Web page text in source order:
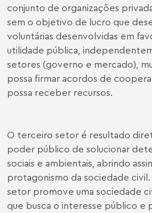
conjunto de organizações
sem o objetivo de lucro que
voluntárias desenvolvidas em
utilidade pública,
setores (governo e mercado),
possa firmar acordos de
possa receber recursos.
O terceiro setor é resultado
poder público de solucionar
sociais e ambientais, abrindo
protagonismo da sociedade
setor promove uma sociedade
que busca o interesse público e